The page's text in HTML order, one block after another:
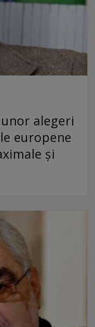
alegeri
europene
și